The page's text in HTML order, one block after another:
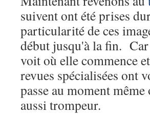
suivent ont été prises
particularité de ces
début jusqu'à la fin. Car
voit où elle commence
revues spécialisées ont
passe au moment
aussi trompeur.